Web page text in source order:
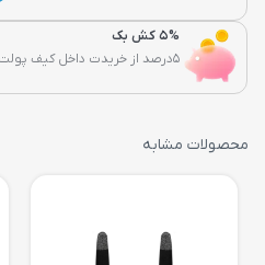
5% کش بک
5درصد از خریدت داخل کیف پولت میره...
محصولات مشابه